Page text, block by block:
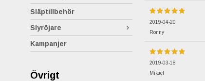
Släptillbehör
Slyröjare
Kampanjer
Övrigt
2019-04-20
Ronny
2019-03-18
Mikael